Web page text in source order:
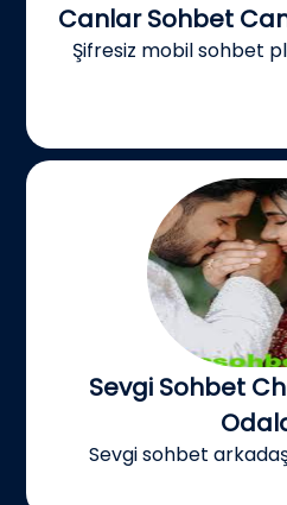
Canlar Sohbet
Şifresiz mobil sohbet
Sevgi Sohbet
Sevgi sohbet